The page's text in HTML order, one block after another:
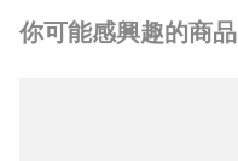
你可能感興趣的商品